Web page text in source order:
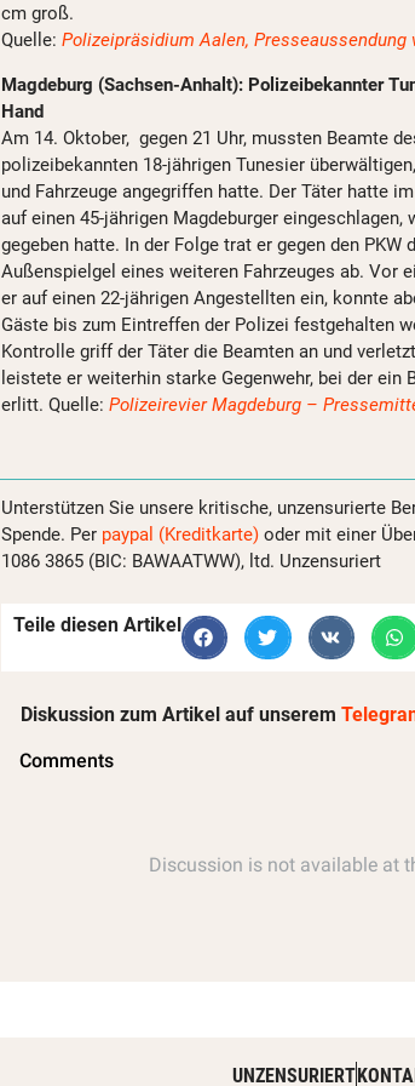
cm groß.
Quelle: Polizeipräsidium Aalen, Presseaussendung
Magdeburg (Sachsen-Anhalt): Polizeibekannter
Hand
Am 14. Oktober, gegen 21 Uhr, mussten Beamte
polizeibekannten 18-jährigen Tunesier
und Fahrzeuge angegriffen hatte. Der Täter hatte
auf einen 45-jährigen Magdeburger
gegeben hatte. In der Folge trat er gegen den PKW
Außenspielgel eines weiteren Fahrzeuges ab. Vor
er auf einen 22-jährigen Angestellten ein, konnte
Gäste bis zum Eintreffen der Polizei festgehalten
Kontrolle griff der Täter die Beamten an und
leistete er weiterhin starke Gegenwehr, bei der ein
erlitt. Quelle: Polizeirevier Magdeburg –
Unterstützen Sie unsere kritische, unzensurierte
Spende. Per paypal (Kreditkarte) oder mit einer
1086 3865 (BIC: BAWAATWW), ltd. Unzensuriert
Teile diesen Artikel
Diskussion zum Artikel auf unserem
UNZENSURIERT